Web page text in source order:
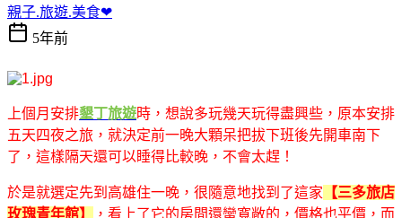
親子.旅遊.美食❤
5年前
上個月安排墾丁旅遊時，想說多玩幾天玩得盡興些，原本安排
五天四夜之旅，就決定前一晚大顆呆把拔下班後先開車南下
了，這樣隔天還可以睡得比較晚，不會太趕！
於是就選定先到高雄住一晚，很隨意地找到了這家 【三多旅店
玫瑰青年館】
，看上了它的房間還蠻寬敞的，價格也平價，而